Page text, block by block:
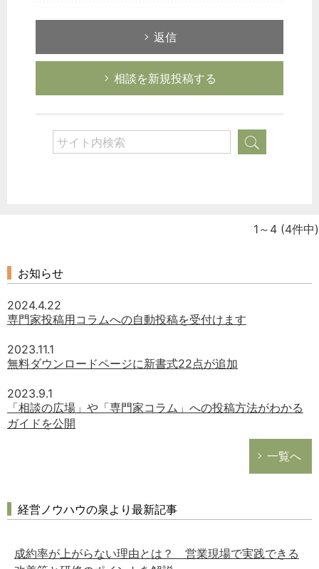
返信
相談を新規投稿する
1～4 (4件中)
お知らせ
2024.4.22
専門家投稿用コラムへの自動投稿を受付けます
2023.11.1
無料ダウンロードページに新書式22点が追加
2023.9.1
「相談の広場」や「専門家コラム」への投稿方法がわかる
ガイドを公開
一覧へ
経営ノウハウの泉より最新記事
成約率が上がらない理由とは？ 営業現場で実践できる